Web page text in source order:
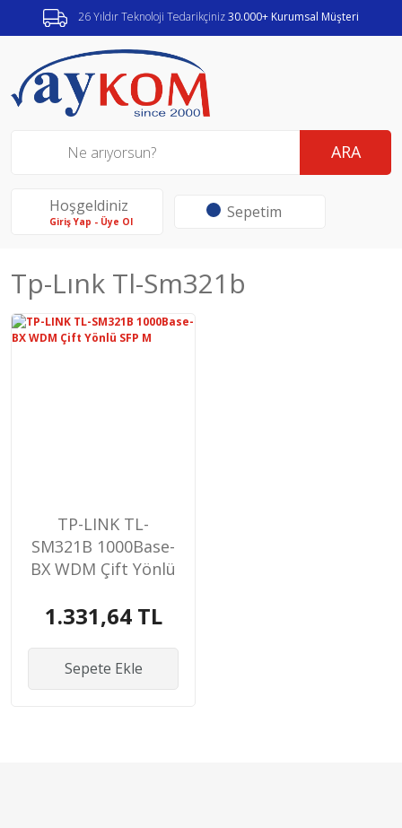
26 Yıldır Teknoloji Tedarikçiniz30.000+ Kurumsal Müşteri
ARA
Hoşgeldiniz
Giriş Yap - Üye Ol Sepetim
Tp-Lınk Tl-Sm321b
TP-LINK TL-
SM321B 1000Base-
BX WDM Çift Yönlü
1.331,64 TL
Sepete Ekle